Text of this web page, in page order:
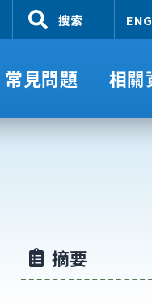
搜索
常見問題 相關
摘要